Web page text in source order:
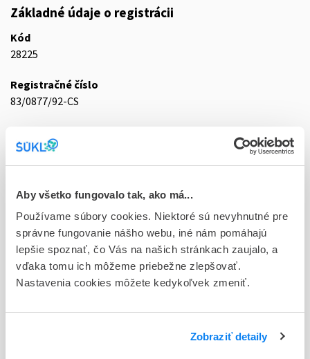
Aby všetko fungovalo tak, ako má...
Používame súbory cookies. Niektoré sú nevyhnutné pre
správne fungovanie nášho webu, iné nám pomáhajú
lepšie spoznať, čo Vás na našich stránkach zaujalo, a
vďaka tomu ich môžeme priebežne zlepšovať.
Nastavenia cookies môžete kedykoľvek zmeniť.
Zobraziť detaily
Základné údaje o registrácii
Kód
28225
Registračné číslo
83/0877/92-CS
tbl flm 90x40 mg (blis.PVC/Al)
D - Registrácia bez obmedzenia platnosti
Typ registračnej procedúry
Národná
Držiteľ, krajina
MAYOLY PHARMA FRANCE, Francúzsko